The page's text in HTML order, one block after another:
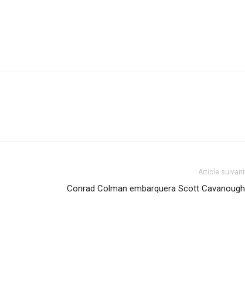
Article suivant
Conrad Colman embarquera Scott Cavanough